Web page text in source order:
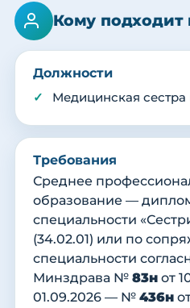
Кому подходит
Должности
Медицинская сестра
Требования
Среднее
образование —
специальности
(34.02.01) или по
специальности
Минздрава № 83н от
01.09.2026 — № 436н